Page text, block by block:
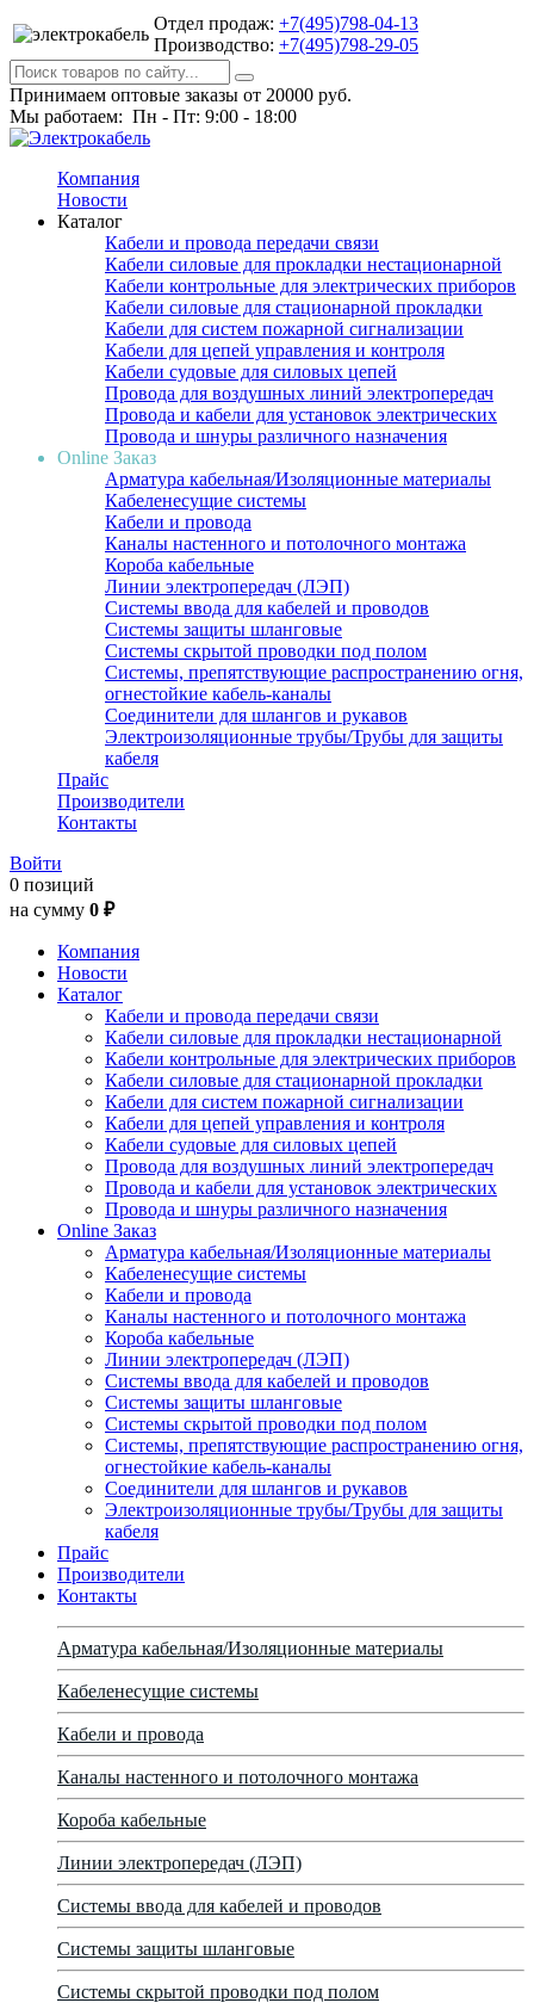
Отдел продаж: +7(495)798-04-13
Производство: +7(495)798-29-05
Принимаем оптовые заказы от 20000 руб.
Мы работаем: Пн - Пт: 9:00 - 18:00
Компания
Новости
Каталог
Кабели и провода передачи связи
Кабели силовые для прокладки нестационарной
Кабели контрольные для электрических приборов
Кабели силовые для стационарной прокладки
Кабели для систем пожарной сигнализации
Кабели для цепей управления и контроля
Кабели судовые для силовых цепей
Провода для воздушных линий электропередач
Провода и кабели для установок электрических
Провода и шнуры различного назначения
Online Заказ
Арматура кабельная/Изоляционные материалы
Кабеленесущие системы
Кабели и провода
Каналы настенного и потолочного монтажа
Короба кабельные
Линии электропередач (ЛЭП)
Системы ввода для кабелей и проводов
Системы защиты шланговые
Системы скрытой проводки под полом
Системы, препятствующие распространению огня,
огнестойкие кабель-каналы
Соединители для шлангов и рукавов
Электроизоляционные трубы/Трубы для защиты
кабеля
Прайс
Производители
Контакты
Войти
0 позиций
на сумму 0 ₽
Компания
Новости
Каталог
Кабели и провода передачи связи
Кабели силовые для прокладки нестационарной
Кабели контрольные для электрических приборов
Кабели силовые для стационарной прокладки
Кабели для систем пожарной сигнализации
Кабели для цепей управления и контроля
Кабели судовые для силовых цепей
Провода для воздушных линий электропередач
Провода и кабели для установок электрических
Провода и шнуры различного назначения
Online Заказ
Арматура кабельная/Изоляционные материалы
Кабеленесущие системы
Кабели и провода
Каналы настенного и потолочного монтажа
Короба кабельные
Линии электропередач (ЛЭП)
Системы ввода для кабелей и проводов
Системы защиты шланговые
Системы скрытой проводки под полом
Системы, препятствующие распространению огня,
огнестойкие кабель-каналы
Соединители для шлангов и рукавов
Электроизоляционные трубы/Трубы для защиты
кабеля
Прайс
Производители
Контакты
Арматура кабельная/Изоляционные материалы
Кабеленесущие системы
Кабели и провода
Каналы настенного и потолочного монтажа
Короба кабельные
Линии электропередач (ЛЭП)
Системы ввода для кабелей и проводов
Системы защиты шланговые
Системы скрытой проводки под полом